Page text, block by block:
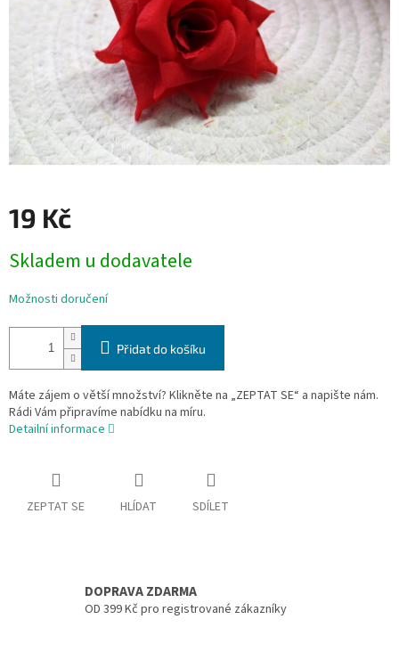
19 Kč
cena:
Skladem u dodavatele
Možnosti doručení
Přidat do košíku
Máte zájem o větší množství? Klikněte na „ZEPTAT SE“ a napište nám.
Rádi Vám připravíme nabídku na míru.
Detailní informace
ZEPTAT SE HLÍDAT SDÍLET
DOPRAVA ZDARMA
OD 399 Kč pro registrované zákazníky